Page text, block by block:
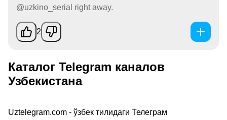
@uzkino_serial right away.
2
Каталог Telegram каналов
Узбекистана
Uztelegram.com - ўзбек тилидаги Телеграм